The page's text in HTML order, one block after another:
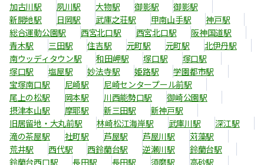
加古川駅
夙川駅 大物駅 御影駅
御影駅
新開地駅
日岡駅 武庫之荘駅 甲南山手駅
神戸駅
総合運動公園駅
西宮北口駅 西宮北口駅
阪神国道駅
青木駅
三田駅 住吉駅 元町駅 元町駅
北伊丹駅
南ウッディタウン駅
和田岬駅 塚口駅
塚口駅
塚口駅
塩屋駅 妙法寺駅 姫路駅
学園都市駅
宝塚南口駅
尼崎駅
尼崎センタープール前駅
尾上の松駅
岡本駅 川西能勢口駅
御崎公園駅
摂津本山駅
摩耶駅 新三田駅
新神戸駅
旧居留地・大丸前駅
林崎松江海岸駅 武庫川駅
深江駅
滝の茶屋駅
社町駅 芦屋駅 芦屋川駅
苅藻駅
荒井駅
西代駅 西鈴蘭台駅 逆瀬川駅
鈴蘭台駅
鈴蘭台西口駅
長田駅 長田駅 須磨駅 高砂駅